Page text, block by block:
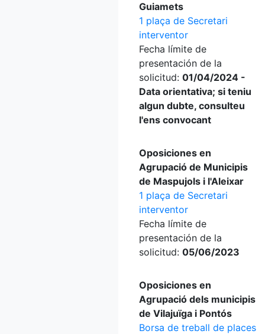
Guiamets
1 plaça de Secretari
interventor
Fecha límite de
presentación de la
solicitud: 01/04/2024 -
Data orientativa; si teniu
algun dubte, consulteu
l'ens convocant
Oposiciones en
Agrupació de Municipis
de Maspujols i l'Aleixar
1 plaça de Secretari
interventor
Fecha límite de
presentación de la
solicitud: 05/06/2023
Oposiciones en
Agrupació dels municipis
de Vilajuïga i Pontós
Borsa de treball de places